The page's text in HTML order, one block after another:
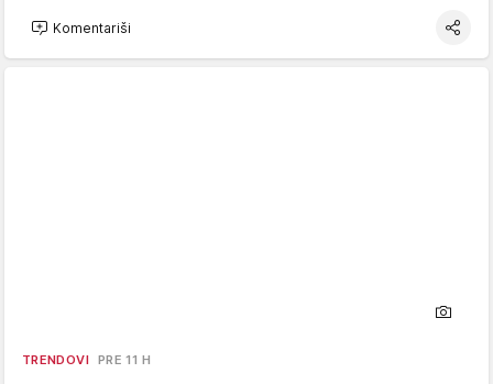
Komentariši
TRENDOVI PRE 11 H